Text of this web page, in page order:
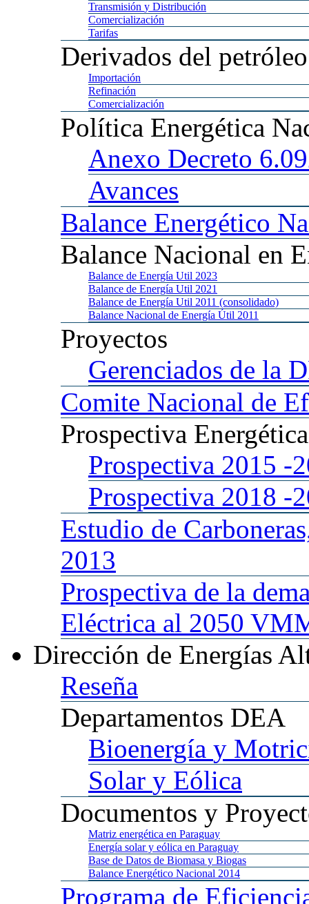
Transmisión y Distribución
Comercialización
Tarifas
Derivados del petróleo
Importación
Refinación
Comercialización
Política Energética
Anexo Decreto
Avances
Balance Energético
Balance Nacional en
Balance de Energía Util 2023
Balance de Energía Util 2021
Balance de Energía Util 2011 (consolidado)
Balance Nacional de Energía Útil 2011
Proyectos
Gerenciados de la
Comite Nacional de
Prospectiva
Prospectiva 2015 -
Prospectiva 2018 -
Estudio de
2013
Prospectiva de la
Eléctrica al 2050
Dirección de Energías
Reseña
Departamentos DEA
Bioenergía y
Solar y Eólica
Documentos y
Matriz energética en Paraguay
Energía solar y eólica en Paraguay
Base de Datos de Biomasa y Biogas
Balance Energético Nacional 2014
Programa de